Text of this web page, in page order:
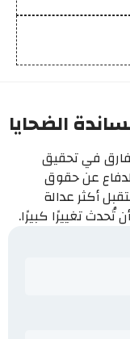
الضحايا
في تحقيق
عن حقوق
أكثر عدالة
تغييرًا كبيرًا.